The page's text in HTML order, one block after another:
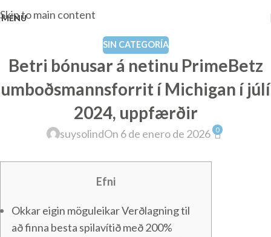
Skip to main content
MENU
SIN CATEGORÍA
Betri bónusar á netinu PrimeBetz
umboðsmannsforrit í Michigan í júlí
2024, uppfærðir
suysolindOn 6 de enero de 2026 0
Efni
Okkar eigin möguleikar Verðlagning til
að finna besta spilavítið með 200%